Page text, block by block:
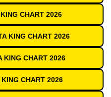
CHART 2026
KING CHART 2026
KING CHART 2026
KING CHART 2026